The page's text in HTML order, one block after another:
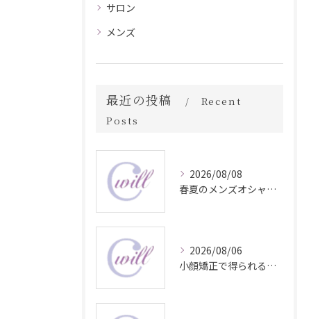
サロン
メンズ
最近の投稿
Recent
Posts
2026/08/08
春夏のメンズオシャレ最前線スタイル
2026/08/06
小顔矯正で得られる顔変化の科学的効果